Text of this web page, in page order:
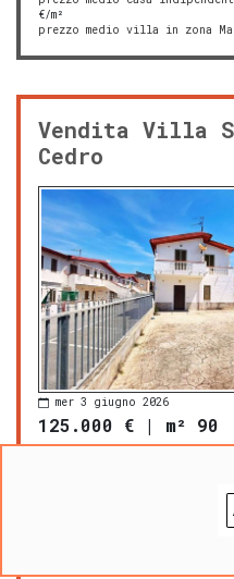
€/m²
prezzo medio villa in zona
Vendita Villa
Cedro
mer 3 giugno 2026
125.000 € | m² 90